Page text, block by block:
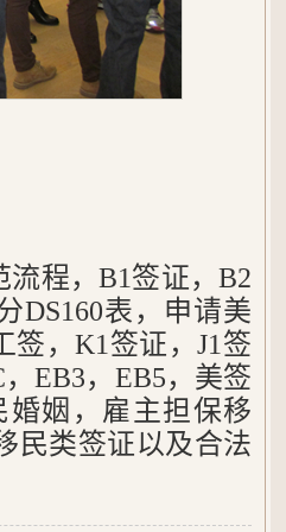
流程，B1签证，B2
DS160表，申请美
签，K1签证，J1签
EB3，EB5，美签
姻，雇主担保移
民类签证以及合法